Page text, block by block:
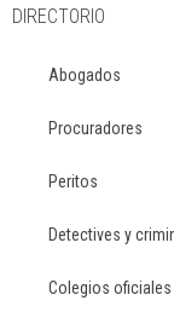
DIRECTORIO
Abogados
Procuradores
Peritos
Detectives y
Colegios oficiales